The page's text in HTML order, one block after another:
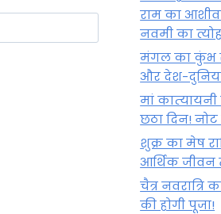
राम का
नवमी का
मंगल का कुंभ
और देश-दुनिया
मां कात्‍यायनी
छठा दिन!
शुक्र का मेष
आर्थिक जीवन
चैत्र नवरात्रि
की होगी पूजा!